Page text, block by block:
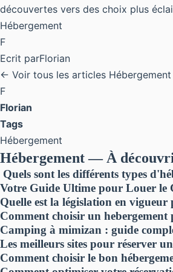
découvertes vers des choix plus
Hébergement
F
Ecrit parFlorian
← Voir tous les articles Hébergement
F
Florian
Tags
Hébergement
Hébergement — À
Quels sont les différents types
Votre Guide Ultime pour Louer le
Quelle est la législation en
Comment choisir un hebergement
Camping à mimizan : guide
Les meilleurs sites pour réserver
Comment choisir le bon